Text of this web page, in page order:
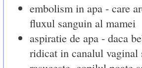
embolism in apa - care
fluxul sanguin al mamei
aspiratie de apa - daca
ridicat in canalul